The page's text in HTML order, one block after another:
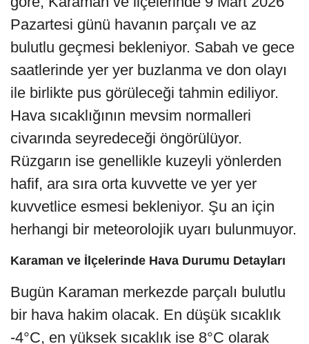
Pazartesi günü havanın parçalı ve az
bulutlu geçmesi bekleniyor. Sabah ve gece
saatlerinde yer yer buzlanma ve don olayı
ile birlikte pus görüleceği tahmin ediliyor.
Hava sıcaklığının mevsim normalleri
civarında seyredeceği öngörülüyor.
Rüzgarın ise genellikle kuzeyli yönlerden
hafif, ara sıra orta kuvvette ve yer yer
kuvvetlice esmesi bekleniyor. Şu an için
herhangi bir meteorolojik uyarı bulunmuyor.
Karaman ve İlçelerinde Hava Durumu Detayları
Bugün Karaman merkezde parçalı bulutlu
bir hava hakim olacak. En düşük sıcaklık
-4°C, en yüksek sıcaklık ise 8°C olarak